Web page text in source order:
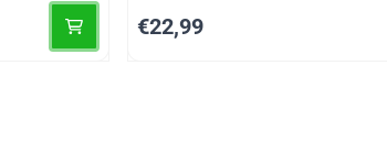
Prijs: 22,99
€22,99